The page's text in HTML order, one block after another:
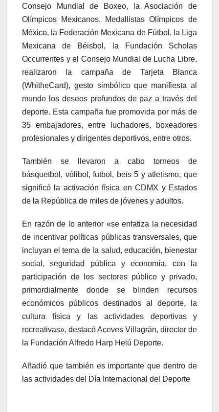
Consejo Mundial de Boxeo, la Asociación de
Olímpicos Mexicanos, Medallistas Olímpicos de
México, la Federación Mexicana de Fútbol, la Liga
Mexicana de Béisbol, la Fundación Scholas
Occurrentes y el Consejo Mundial de Lucha Libre,
realizaron la campaña de Tarjeta Blanca
(WhitheCard), gesto simbólico que manifiesta al
mundo los deseos profundos de paz a través del
deporte. Esta campaña fue promovida por más de
35 embajadores, entre luchadores, boxeadores
profesionales y dirigentes deportivos, entre otros.
También se llevaron a cabo torneos de
básquetbol, vólibol, futbol, beis 5 y atletismo, que
significó la activación física en CDMX y Estados
de la República de miles de jóvenes y adultos.
En razón de lo anterior «se enfatiza la necesidad
de incentivar políticas públicas transversales, que
incluyan el tema de la salud, educación, bienestar
social, seguridad pública y economía, con la
participación de los sectores público y privado,
primordialmente donde se blinden recursos
económicos públicos destinados al deporte, la
cultura física y las actividades deportivas y
recreativas», destacó Aceves Villagrán, director de
la Fundación Alfredo Harp Helú Deporte.
Añadió que también es importante que dentro de
las actividades del Día Internacional del Deporte